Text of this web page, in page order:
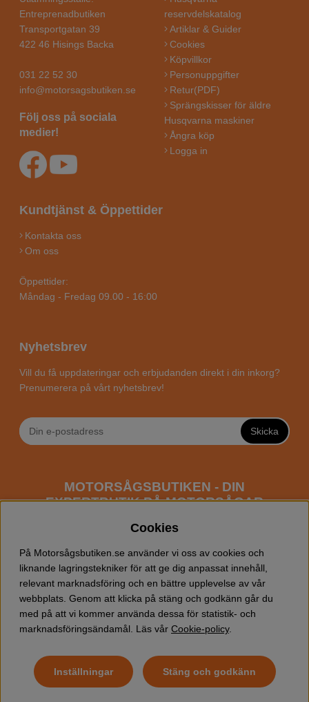
Entreprenadbutiken
Transportgatan 39
422 46 Hisings Backa
031 22 52 30
info@motorsagsbutiken.se
Följ oss på sociala
medier!
reservdelskatalog
Artiklar & Guider
Cookies
Köpvillkor
Personuppgifter
Retur(PDF)
Sprängskisser för äldre
Husqvarna maskiner
Ångra köp
Logga in
Kundtjänst & Öppettider
Kontakta oss
Om oss
Öppettider:
Måndag - Fredag 09.00 - 16:00
Nyhetsbrev
Vill du få uppdateringar och erbjudanden direkt i din inkorg?
Prenumerera på vårt nyhetsbrev!
Skicka
MOTORSÅGSBUTIKEN - DIN
EXPERTBUTIK PÅ MOTORSÅGAR
fokus mot entusiaster och professionella användare av
motorsågar. Vi erbjuder ett brett sortiment av
Husqvarna motorsågarsamt alla tänkbaratillbehör
du kan behöva vid trädfällning, gallring och allmän
skogsskötsel. Välkommen att handla din Husqvarna
motorsåg och tillbehör online hos oss!
Cookies
På Motorsågsbutiken.se använder vi oss av cookies och
liknande lagringstekniker för att ge dig anpassat innehåll,
relevant marknadsföring och en bättre upplevelse av vår
webbplats. Genom att klicka på stäng och godkänn går du
med på att vi kommer använda dessa för statistik- och
marknadsföringsändamål. Läs vår Cookie-policy.
Inställningar Stäng och godkänn